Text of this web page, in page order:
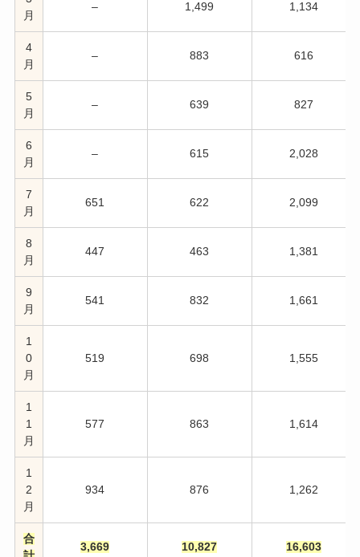
月
– 1,499 1,134
4
月
– 883 616
5
月
– 639 827
6
月
– 615 2,028
7
月
651 622 2,099
8
月
447 463 1,381
9
月
541 832 1,661
1
0
月
519 698 1,555
1
1
月
577 863 1,614
1
2
月
934 876 1,262
合
3,669 10,827 16,603